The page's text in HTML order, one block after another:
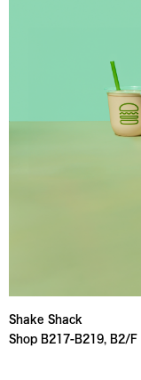
Shake Shack
Shop B217-B219, B2/F